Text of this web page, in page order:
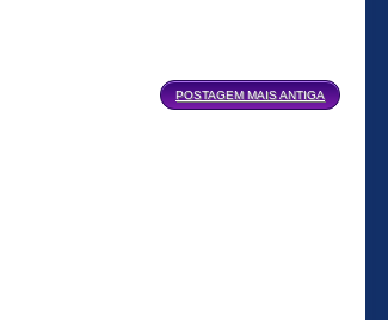
POSTAGEM MAIS ANTIGA